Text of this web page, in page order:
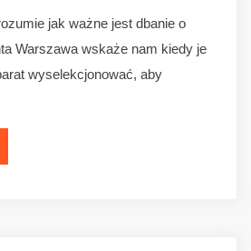
jak ważne jest dbanie o
Warszawa wskaże nam kiedy je
wyselekcjonować, aby